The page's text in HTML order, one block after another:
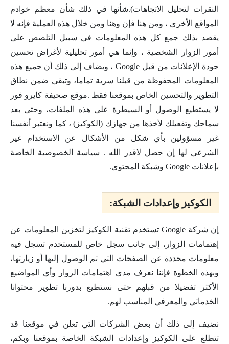
النقرات لتحليل الاتجاهات).شأنها في ذلك شأن معظم خوادم
المواقع الأخرى ، ومن هنا فإن وهنا ومن خلال هذه العملية فإنه لا
يقصد بذلك جمع كل هذه المعلومات في سبيل التلصص على
أمور الزوار الشخصية ، وإنما هي أمور تحليلية لأغراض تحسين
جودة الإعلانات من قبل Google ، ويضاف إلى ذلك أن جميع هذه
المعلومات المحفوظة من قبلنا سرية تماما، وتبقى ضمن نطاق
التطوير والتحسين الخاص بموقعنا فقط .موقع صحيفة كايرو فور
لا يستطيع الوصول أو السيطرة على هذه الملفات، وحتى بعد
سماحك وتفعيلك لأخذها من جهازك (الكوكيز) ، كما ونعتبر أنفسنا
غير مسؤولين بأي شكل من الأشكال عن الاستخدام غير
الشرعي لها إن حصل لاقدر الله . سياسة الخصوصية الخاصة
بإعلانات Google وشبكة المحتوى.
الكوكيز وإعدادات الشبكة:
إن شركة Google تستخدم تقنية الكوكيز لتخزين المعلومات عن
إهتمامات الزوار، إلى جانب سجل خاص للمستخدم تسجل فيه
معلومات محددة عن الصفحات التي تم الوصول إليها أو زيارتها،
وبهذه الخطوة فإننا نعرف مدى اهتمامات الزوار وأي المواضيع
الأكثر تفضيلا من قبلهم حتى نستطيع بدورنا تطوير محتوانا
الخدماتي والمعرفي المناسب لهم.
نضيف إلى ذلك أن بعض الشركات التي تعلن في موقعنا قد
تتطلع على الكوكيز وإعدادات الشبكة الخاصة بموقعنا وبكم،